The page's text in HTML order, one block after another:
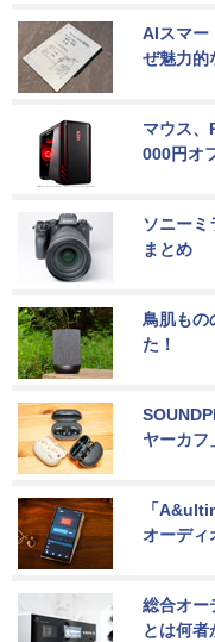
AIスマー
ぜ魅力的
マウス、
000円オ
ソニー
まとめ
鳥肌もの
た！
ヤーカフ
「
オーディ
総合オー
とは何者